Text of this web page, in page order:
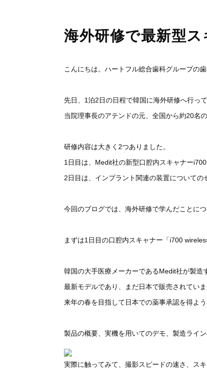
海外研修で最新型
こんにちは。ハートフル総合歯科グループの
先日、1泊2日の日程で韓国に海外研修へ行って
当院理事長のアテンドの元、全国から約20名
研修内容は大きく2つありました。
1日目は、Medit社の新型口腔内スキャナー
2日目は、インプラント関連の装置についての
今回のブログでは、海外研修で学んだことに
まずは1日目の口腔内スキャナー「i700
韓国の大手医療メーカーであるMedit社が製造
最新モデルであり、まだ日本で販売されていま
来年の春を目指して日本での薬事承認を得よ
製品の概要、実機を用いてのデモ、製造ライン
実際に触ってみて、撮影スピードの速さ、ス